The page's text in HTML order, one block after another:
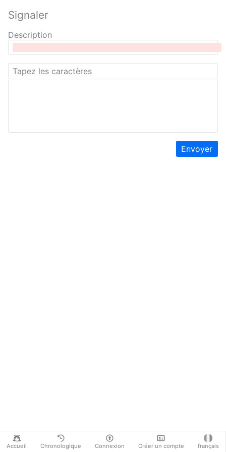
Accueil Chronologique Connexion Créer un compte français
Signaler
Description
Envoyer